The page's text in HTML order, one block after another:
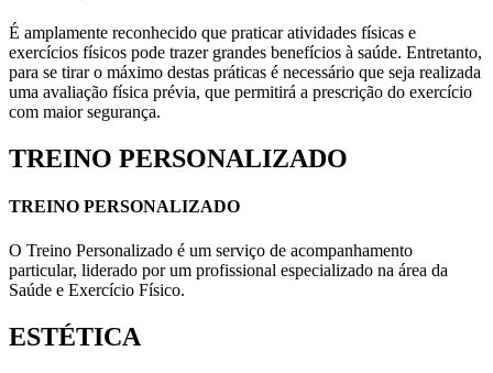
É amplamente reconhecido que praticar atividades físicas e
exercícios físicos pode trazer grandes benefícios à saúde. Entretanto,
para se tirar o máximo destas práticas é necessário que seja realizada
uma avaliação física prévia, que permitirá a prescrição do exercício
com maior segurança.
TREINO PERSONALIZADO
TREINO PERSONALIZADO
O Treino Personalizado é um serviço de acompanhamento
particular, liderado por um profissional especializado na área da
Saúde e Exercício Físico.
ESTÉTICA